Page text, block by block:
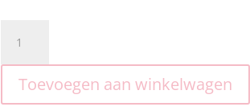
Marie
Mini
Baking
Toevoegen aan winkelwagen